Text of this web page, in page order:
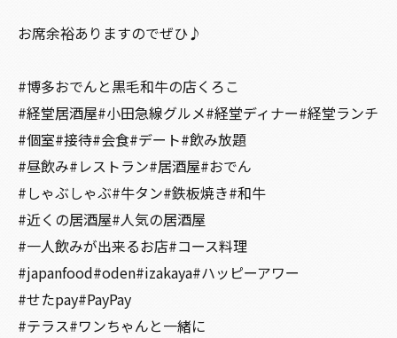
お席余裕ありますのでぜひ♪
#博多おでんと黒毛和牛の店くろこ
#経堂居酒屋#小田急線グルメ#経堂ディナー#経堂ランチ
#個室#接待#会食#デート#飲み放題
#昼飲み#レストラン#居酒屋#おでん
#しゃぶしゃぶ#牛タン#鉄板焼き#和牛
#近くの居酒屋#人気の居酒屋
#一人飲みが出来るお店#コース料理
#japanfood#oden#izakaya#ハッピーアワー
#せたpay#PayPay
#テラス#ワンちゃんと一緒に